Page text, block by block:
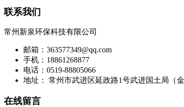
联系我们
常州新泉环保科技有限公司
邮箱：363577349@qq.com
手机：18861268877
电话：0519-88805066
地址： 常州市武进区延政路1号武进国土局（
在线留言